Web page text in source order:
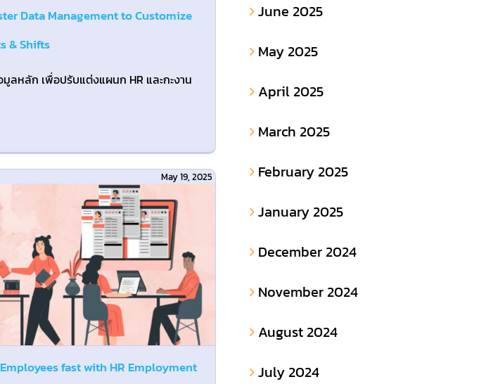
Data Management to Customize
& Shifts
มูลหลัก เพื่อปรับแต่งแผนก HR และกะงาน
fast with HR Employment
May 19, 2025
June 2025
May 2025
April 2025
March 2025
February 2025
January 2025
December 2024
November 2024
August 2024
July 2024